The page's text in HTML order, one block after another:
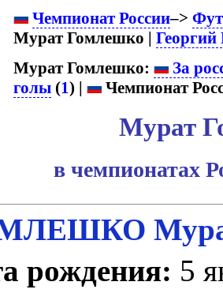
Чемпионат России–>
Мурат Гомлешко | Георгий
Мурат Гомлешко:
За
голы (1) | Чемпионат
Мурат
в чемпионатах
рождения: 5